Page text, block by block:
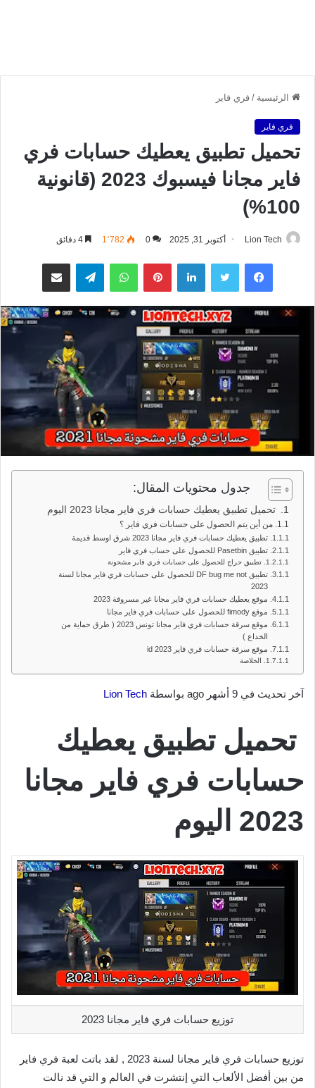
الرئيسية / فري فاير
فري فاير
تحميل تطبيق يعطيك حسابات فري
فاير مجانا فيسبوك 2023 (قانونية
100%)
Lion Tech أكتوبر 31, 2025 0 1٬782
فيسبوك تويتر لينكدإن بينتيريستواتساب تيلقرام مشاركة عبر البريد
جدول محتويات المقال:
تحميل تطبيق يعطيك حسابات فري فاير مجانا 2023 اليوم
من أين يتم الحصول على حسابات فري فاير ؟
تطبيق يعطيك حسابات فري فاير مجانا 2023 شرق اوسط قديمة
تطبيق Pasetbin للحصول على حساب فري فاير
تطبيق حراج للحصول على حسابات فري فاير مشحونة
تطبيق DF bug me not للحصول على حسابات فري فاير مجانا لسنة
2023
موقع يعطيك حسابات فري فاير مجانا غير مسروقة 2023
موقع fimody للحصول على حسابات فري فاير مجانا
موقع سرقة حسابات فري فاير مجانا تونس 2023 ( طرق حماية من
الخداع )
موقع سرقة حسابات فري فاير id 2023
الخلاصة
آخر تحديث في 9 أشهر ago بواسطة Lion Tech
تحميل تطبيق يعطيك
حسابات فري فاير مجانا
2023 اليوم
توزيع حسابات فري فاير مجانا 2023
توزيع حسابات فري فاير مجانا لسنة 2023 , لقد باتت لعبة فري فاير
من بين أفضل الألعاب التي إنتشرت في العالم و التي قد نالت